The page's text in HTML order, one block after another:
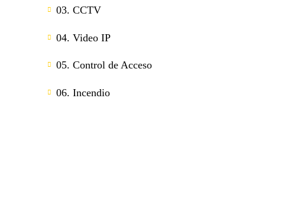
03. CCTV
04. Video IP
05. Control de Acceso
06. Incendio